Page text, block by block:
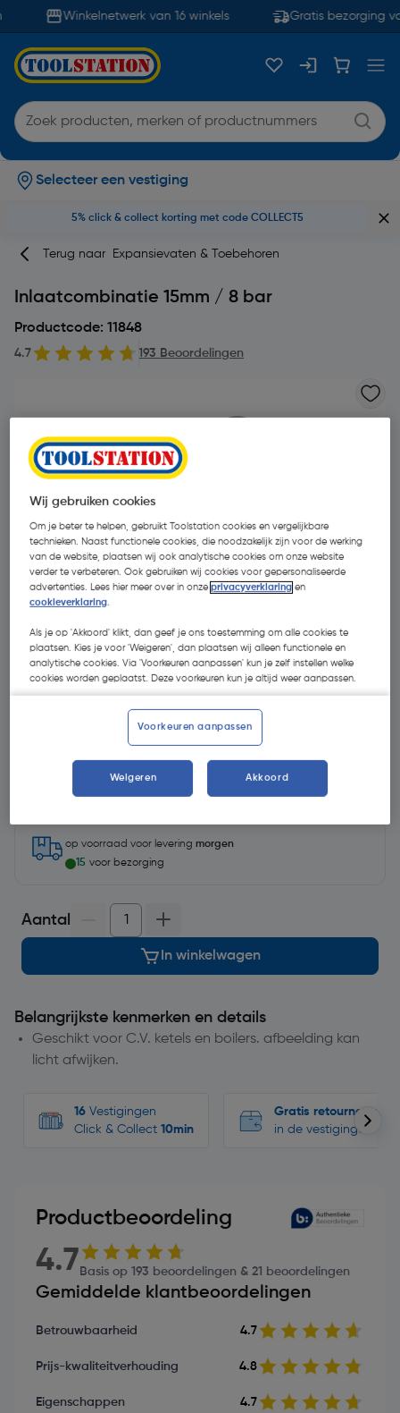
Winkelnetwerk van 16 winkels Gratis bezorging
Selecteer een vestiging
5% click & collect korting met code COLLECT5
Terug naar Expansievaten & Toebehoren
Inlaatcombinatie 15mm / 8 bar
Productcode: 11848
4.7 193 Beoordelingen
€ 21,18| Excl. btw € 17,50
minuten op
Selecteer vestiging
op voorraad voor levering morgen
15 voor bezorging
Aantal
In winkelwagen
Belangrijkste kenmerken en details
Geschikt voor C.V. ketels en boilers. afbeelding kan
licht afwijken.
16 Vestigingen
Click & Collect 10min
Gratis retourneren
in de vestigingen
Productbeoordeling
4.7 Basis op 193 beoordelingen & 21 beoordelingen
Gemiddelde klantbeoordelingen
Betrouwbaarheid 4.7
Prijs-kwaliteitverhouding 4.8
Eigenschappen 4.7
Wij gebruiken cookies
Om je beter te helpen, gebruikt Toolstation cookies en vergelijkbare
technieken. Naast functionele cookies, die noodzakelijk zijn voor de werking
van de website, plaatsen wij ook analytische cookies om onze website
verder te verbeteren. Ook gebruiken wij cookies voor gepersonaliseerde
advertenties. Lees hier meer over in onzeprivacyverklaring en
cookieverklaring.
Als je op 'Akkoord' klikt, dan geef je ons toestemming om alle cookies te
plaatsen. Kies je voor 'Weigeren', dan plaatsen wij alleen functionele en
analytische cookies. Via 'Voorkeuren aanpassen' kun je zelf instellen welke
cookies worden geplaatst. Deze voorkeuren kun je altijd weer aanpassen.
Voorkeuren aanpassen
Weigeren Akkoord